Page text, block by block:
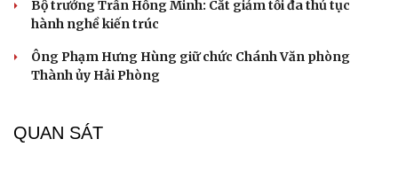
Bộ trưởng Trần Hồng Minh: Cắt giảm tối đa thủ tục
hành nghề kiến trúc
Ông Phạm Hưng Hùng giữ chức Chánh Văn phòng
Thành ủy Hải Phòng
QUAN SÁT